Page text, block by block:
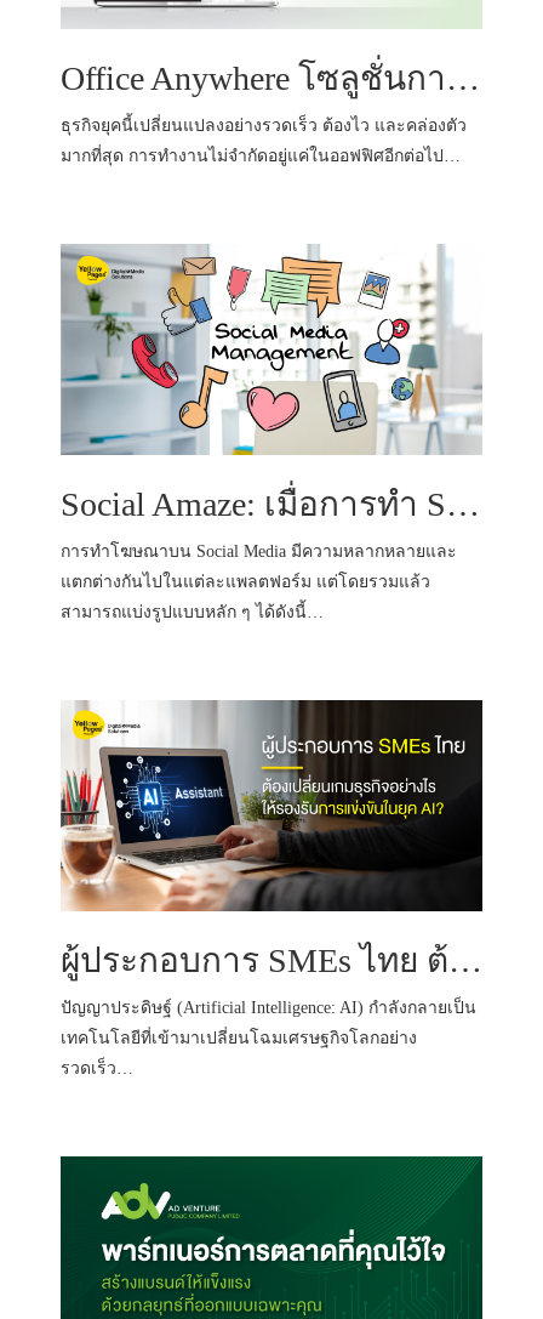
Office Anywhere โซลูชั่นการทำงานยุคใหม่ที่ตอบโจทย์ธุรกิจทุกขนาด
ธุรกิจยุคนี้เปลี่ยนแปลงอย่างรวดเร็ว ต้องไว และคล่องตัว
มากที่สุด การทำงานไม่จำกัดอยู่แค่ในออฟฟิศอีกต่อไป…
Social Amaze: เมื่อการทำ Social Media Management ไม่ใช่แค่การโพสต์ แต่คือการสร้างโอกาสทางธุรกิจ
การทำโฆษณาบน Social Media มีความหลากหลายและ
แตกต่างกันไปในแต่ละแพลตฟอร์ม แต่โดยรวมแล้ว
สามารถแบ่งรูปแบบหลัก ๆ ได้ดังนี้…
ผู้ประกอบการ SMEs ไทย ต้องเปลี่ยนเกมธุรกิจอย่างไรให้รองรับการแข่งขันในยุค AI?
ปัญญาประดิษฐ์ (Artificial Intelligence: AI) กำลังกลายเป็น
เทคโนโลยีที่เข้ามาเปลี่ยนโฉมเศรษฐกิจโลกอย่าง
รวดเร็ว…